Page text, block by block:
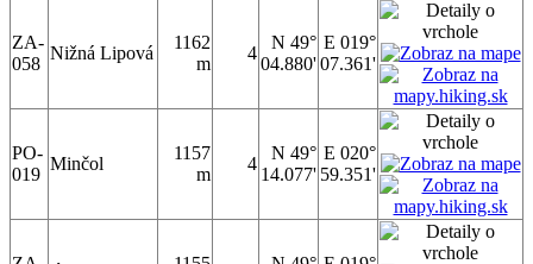
ZA-
058
Nižná Lipová
1162
m
4
N 49°
04.880'
E 019°
07.361'
PO-
019
Minčol
1157
m
4
N 49°
14.077'
E 020°
59.351'